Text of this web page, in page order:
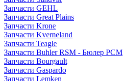
Запчасти GEHL
Запчасти Great Plains
Запчасти Krone
Запчасти Kverneland
Запчасти Teagle
Запчасти Buhler RSM - Бюлер РСМ
Запчасти Bourgault
Запчасти Gaspardo
Запчасти Lemken